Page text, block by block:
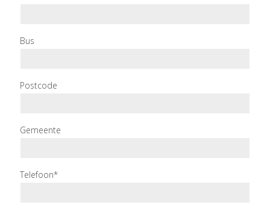
Bus
Postcode
Gemeente
Telefoon*